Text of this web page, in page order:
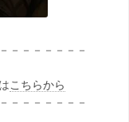
－－－－－－－
こちらから
－－－－－－－